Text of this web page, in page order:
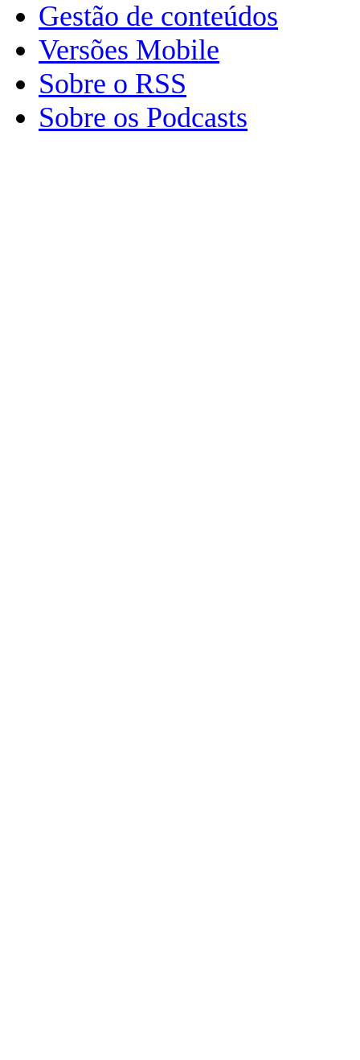
Gestão de conteúdos
Versões Mobile
Sobre o RSS
Sobre os Podcasts